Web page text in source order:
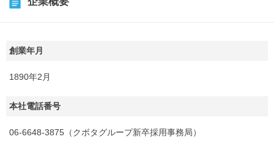
創業年月
1890年2月
本社電話番号
06-6648-3875（クボタグループ新卒採用事務局）